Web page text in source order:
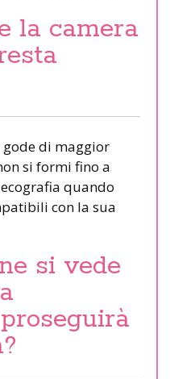
la camera
di maggior
si formi fino a
quando
con la sua
si vede